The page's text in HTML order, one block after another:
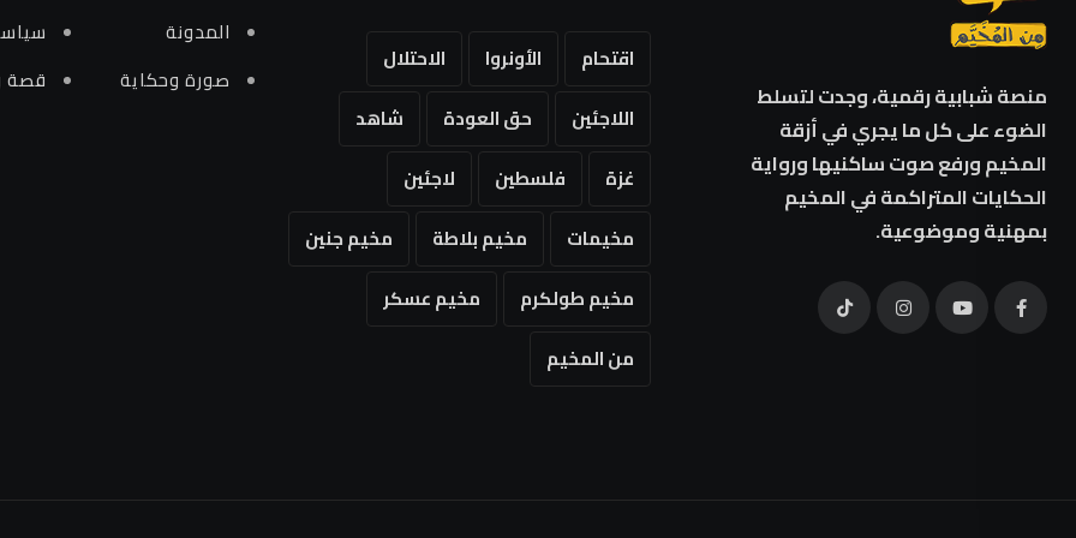
منصة شبابية رقمية، وجدت لتسلط
الضوء على كل ما يجري في أزقة
المخيم ورفع صوت ساكنيها ورواية
الحكايات المتراكمة في المخيم
بمهنية وموضوعية.
اقتحام الأونروا
الاحتلال
اللاجئين
حق العودة
شاهد
غزة
فلسطين
لاجئين
مخيمات
مخيم بلاطة
مخيم جنين
مخيم طولكرم
مخيم عسكر
من المخيم
المدونة
صورة وحكاية
قصة